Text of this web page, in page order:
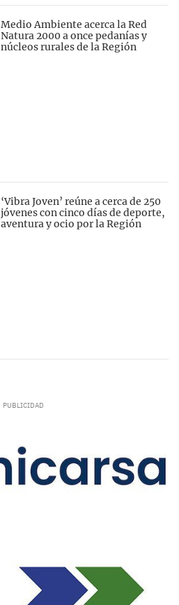
Medio Ambiente acerca la Red
Natura 2000 a once pedanías y
núcleos rurales de la Región
‘Vibra Joven’ reúne a cerca de 250
jóvenes con cinco días de deporte,
aventura y ocio por la Región